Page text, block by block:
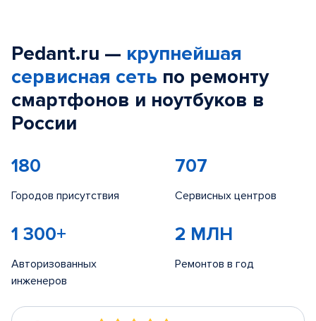
Pedant.ru — крупнейшая
сервисная сеть по ремонту
смартфонов и ноутбуков в
России
180
Городов присутствия
707
Сервисных центров
1 300+
Авторизованных
инженеров
2 МЛН
Ремонтов в год